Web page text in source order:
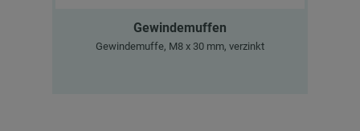
Gewindemuffen
Gewindemuffe, M8 x 30 mm, verzinkt